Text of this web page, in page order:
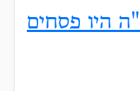
היו פסחים